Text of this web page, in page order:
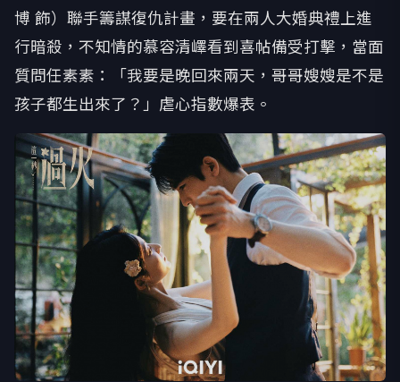
博 飾）聯手籌謀復仇計畫，要在兩人大婚典禮上進
行暗殺，不知情的慕容清嶧看到喜帖備受打擊，當面
質問任素素：「我要是晚回來兩天，哥哥嫂嫂是不是
孩子都生出來了？」虐心指數爆表。